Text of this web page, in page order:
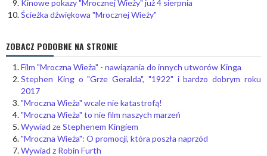
Kinowe pokazy "Mrocznej Wieży" już 4 sierpnia
Ścieżka dźwiękowa "Mrocznej Wieży"
ZOBACZ PODOBNE NA STRONIE
Film "Mroczna Wieża" - nawiązania do innych utworów Kinga
Stephen King o "Grze Geralda", "1922" i bardzo dobrym roku
2017
"Mroczna Wieża" wcale nie katastrofą!
"Mroczna Wieża" to nie film naszych marzeń
Wywiad ze Stephenem Kingiem
"Mroczna Wieża": O promocji, która poszła naprzód
Wywiad z Robin Furth